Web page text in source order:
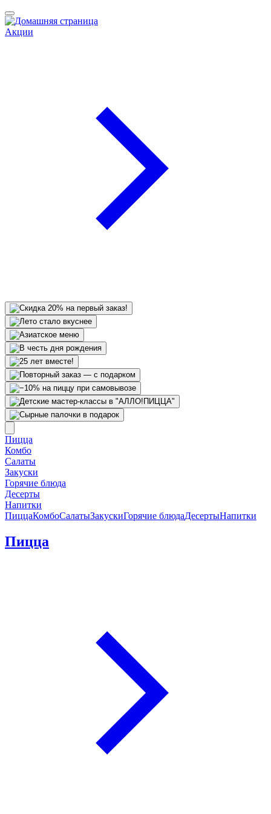
Акции
Пицца
Комбо
Салаты
Закуски
Горячие блюда
Десерты
Напитки
ПиццаКомбоСалатыЗакускиГорячие блюдаДесертыНапитки
Пицца